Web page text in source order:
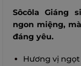
Sôcôla Giáng
ngon miệng,
đáng yêu.
Hương vị